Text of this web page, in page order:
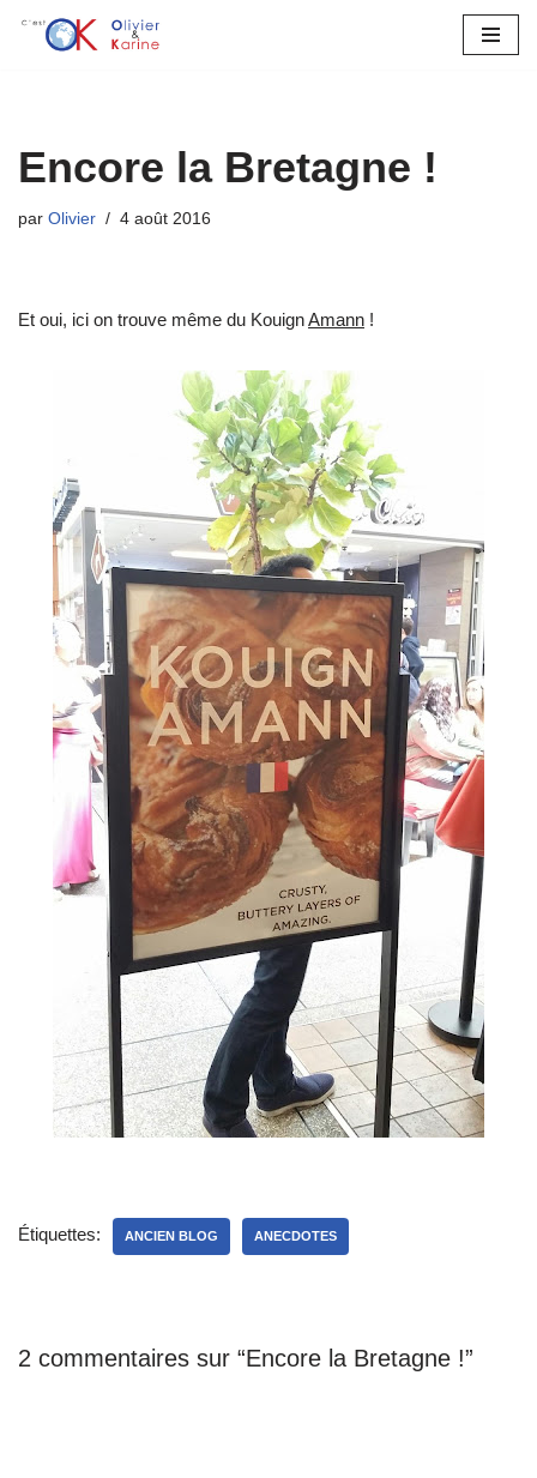
Encore la Bretagne !
par Olivier 4 août 2016
Et oui, ici on trouve même du KouignAmann !
Étiquettes: ANCIEN BLOG ANECDOTES
2 commentaires sur “Encore la Bretagne !”